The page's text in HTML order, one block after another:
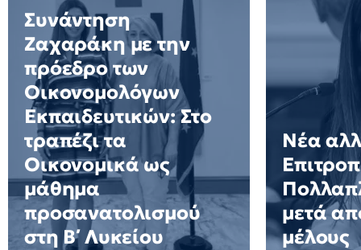
Συνάντηση
Ζαχαράκη με την
πρόεδρο των
Οικονομολόγων
Εκπαιδευτικών: Στο
τραπέζι τα
Οικονομικά ως
μάθημα
προσανατολισμού
στη Β΄ Λυκείου
Νέα
μετά
μέλους